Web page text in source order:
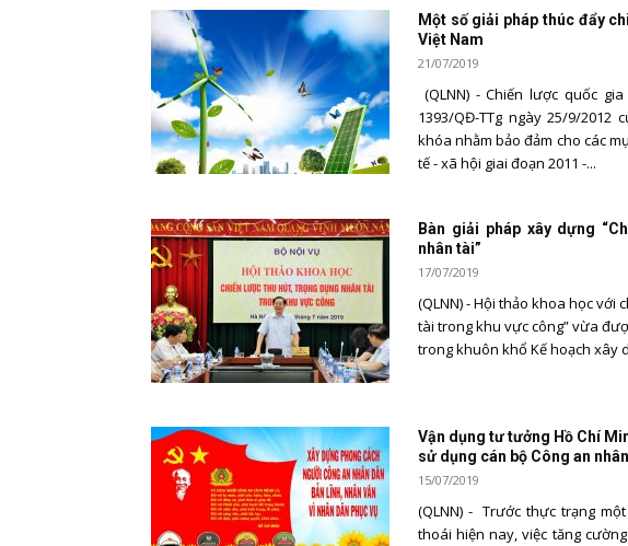
Một số giải pháp thúc đẩy
Việt Nam
21/07/2019
(QLNN) - Chiến lược quốc
1393/QĐ-TTg ngày 25/9/
khóa nhằm bảo đảm cho các
tế - xã hội giai đoạn 2011 -...
Bàn giải pháp xây dựng
nhân tài”
17/07/2019
(QLNN) - Hội thảo khoa học với
tài trong khu vực công” vừa
trong khuôn khổ Kế hoạch xây
Vận dụng tư tưởng Hồ Chí
sử dụng cán bộ Công an
15/07/2019
(QLNN) - Trước thực trạng
thoái hiện nay, việc tăng